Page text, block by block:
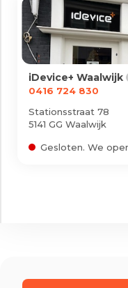
iDevice+ Waalwijk
0416 724 830
Stationsstraat 78
5141 GG Waalwijk
Gesloten. We